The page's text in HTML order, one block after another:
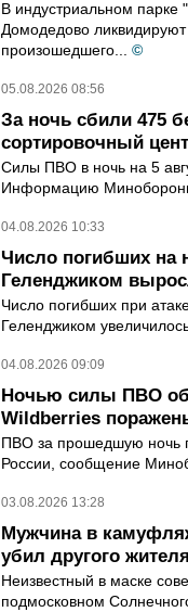
В индустриальном
Домодедово
произошедшего...
©
05.08.2026 08:56
За ночь сбили 475
сортировочный
Силы ПВО в ночь на 5
Информацию
04.08.2026 10:33
Число погибших на
Геленджиком
Число погибших при
Геленджиком
04.08.2026 09:09
Ночью силы ПВО
Wildberries
ПВО за прошедшую ночь
России, сообщение
03.08.2026 13:28
Мужчина в
убил другого
Неизвестный в маске
подмосковном